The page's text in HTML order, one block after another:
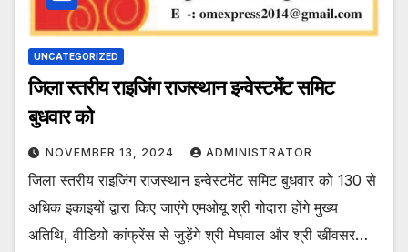
UNCATEGORIZED
जिला स्तरीय राइजिंग राजस्थान इन्वेस्टमेंट समिट
बुधवार को
NOVEMBER 13, 2024 ADMINISTRATOR
जिला स्तरीय राइजिंग राजस्थान इन्वेस्टमेंट समिट बुधवार को 130 से
अधिक इकाइयों द्वारा किए जाएंगे एमओयू श्री गोदारा होंगे मुख्य
अतिथि, वीडियो कांफ्रेंस से जुड़ेंगे श्री मेघवाल और श्री खींवसर…